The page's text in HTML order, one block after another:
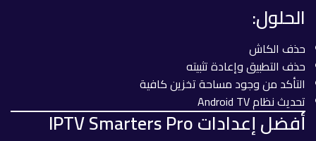
الحلول:
حذف الكاش
حذف التطبيق وإعادة تثبيته
التأكد من وجود مساحة تخزين كافية
تحديث نظام Android TV
أفضل إعدادات IPTV Smarters Pro